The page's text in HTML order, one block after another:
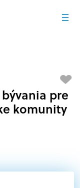
pre
komunity